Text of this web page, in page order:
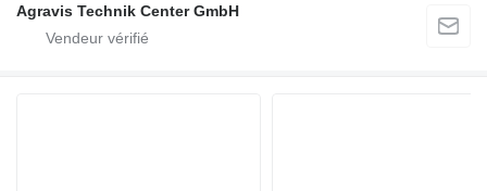
Agravis Technik Center GmbH